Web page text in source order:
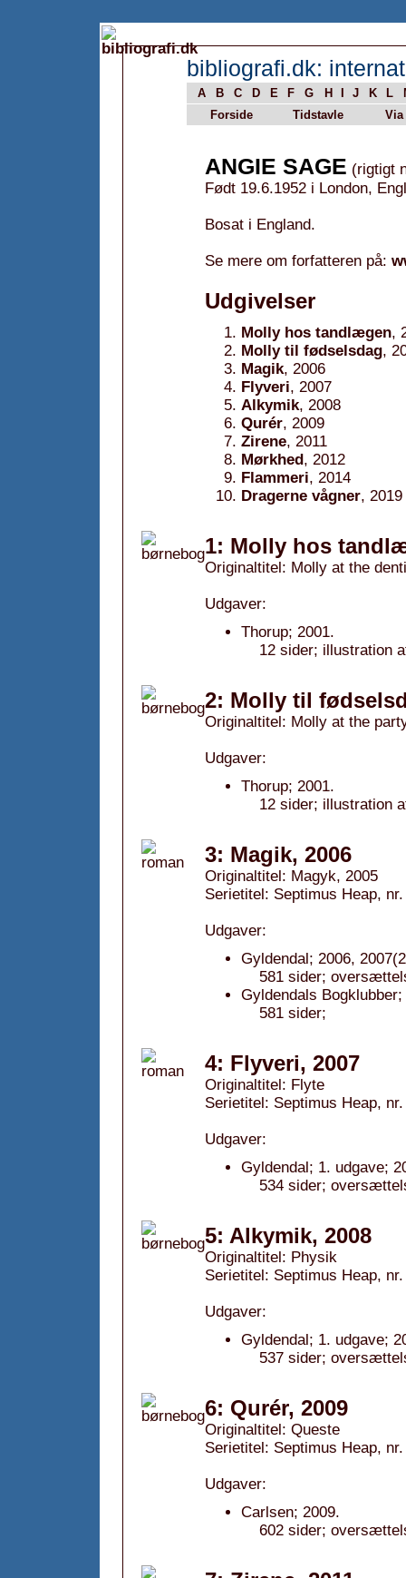
bibliografi.dk:
A B C D E F G H J K L
Forside
Tidstavle Via
ANGIE SAGE (rigtigt
Født 19.6.1952 i London,
Bosat i England.
Se mere om forfatteren på:
Udgivelser
Molly hos tandlægen,
Molly til fødselsdag,
Magik, 2006
Flyveri, 2007
Alkymik, 2008
Qurér, 2009
Zirene, 2011
Mørkhed, 2012
Flammeri, 2014
Dragerne vågner, 2019
1: Molly hos
Originaltitel: Molly at the
Udgaver:
Thorup; 2001.
12 sider; illustration
2: Molly til
Originaltitel: Molly at the
Udgaver:
Thorup; 2001.
12 sider; illustration
3: Magik, 2006
Originaltitel: Magyk, 2005
Serietitel: Septimus Heap,
Udgaver:
Gyldendal; 2006,
581 sider;
Gyldendals
581 sider;
4: Flyveri, 2007
Originaltitel: Flyte
Serietitel: Septimus Heap,
Udgaver:
Gyldendal; 1. udgave;
534 sider;
5: Alkymik, 2008
Originaltitel: Physik
Serietitel: Septimus Heap,
Udgaver:
Gyldendal; 1. udgave;
537 sider;
6: Qurér, 2009
Originaltitel: Queste
Serietitel: Septimus Heap,
Udgaver:
Carlsen; 2009.
602 sider;